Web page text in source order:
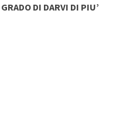
DI DARVI DI PIU’